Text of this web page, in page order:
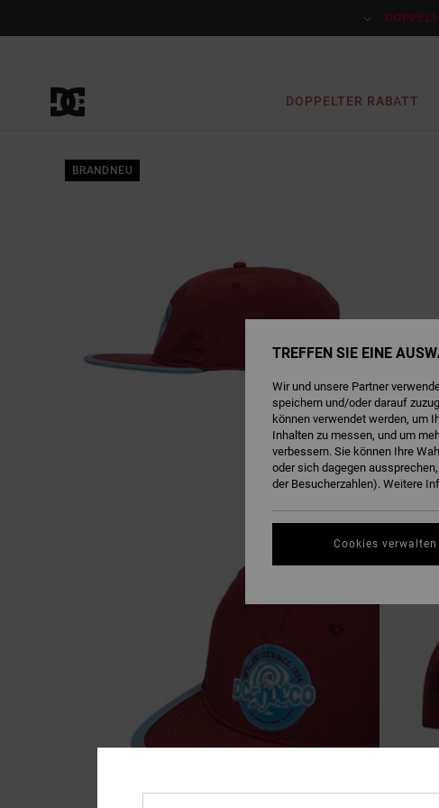
DOPPELTER RABATT
BRANDNEU
TREFFEN SIE EINE
Wir und unsere Partner
speichern und/oder darauf
können verwendet werden, um
Inhalten zu messen, und um
verbessern. Sie können Ihre
oder sich dagegen
der Besucherzahlen). Weitere
Cookies verwalten